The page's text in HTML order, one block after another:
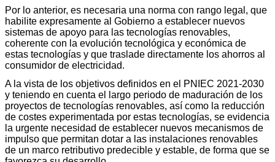
Por lo anterior, es necesaria una norma con rango legal, que
habilite expresamente al Gobierno a establecer nuevos
sistemas de apoyo para las tecnologías renovables,
coherente con la evolución tecnológica y económica de
estas tecnologías y que traslade directamente los ahorros al
consumidor de electricidad.
A la vista de los objetivos definidos en el PNIEC 2021-2030
y teniendo en cuenta el largo periodo de maduración de los
proyectos de tecnologías renovables, así como la reducción
de costes experimentada por estas tecnologías, se evidencia
la urgente necesidad de establecer nuevos mecanismos de
impulso que permitan dotar a las instalaciones renovables
de un marco retributivo predecible y estable, de forma que se